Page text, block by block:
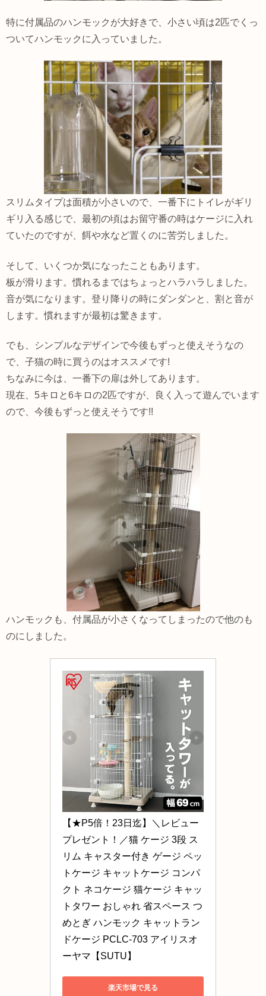
特に付属品のハンモックが大好きで、小さい頃は2匹でくっ
ついてハンモックに入っていました。
スリムタイプは面積が小さいので、一番下にトイレがギリ
ギリ入る感じで、最初の頃はお留守番の時はケージに入れ
ていたのですが、餌や水など置くのに苦労しました。
そして、いくつか気になったこともあります。
板が滑ります。慣れるまではちょっとハラハラしました。
音が気になります。登り降りの時にダンダンと、割と音が
します。慣れますが最初は驚きます。
でも、シンプルなデザインで今後もずっと使えそうなの
で、子猫の時に買うのはオススメです!
ちなみに今は、一番下の扉は外してあります。
現在、5キロと6キロの2匹ですが、良く入って遊んでいます
ので、今後もずっと使えそうです!!
ハンモックも、付属品が小さくなってしまったので他のも
のにしました。
【★P5倍！23日迄】＼レビュー
プレゼント！／猫 ケージ 3段 ス
リム キャスター付き ゲージ ペッ
トケージ キャットケージ コンパ
クト ネコケージ 猫ケージ キャッ
トタワー おしゃれ 省スペース つ
めとぎ ハンモック キャットラン
ドケージ PCLC-703 アイリスオ
ーヤマ【SUTU】
楽天市場で見る